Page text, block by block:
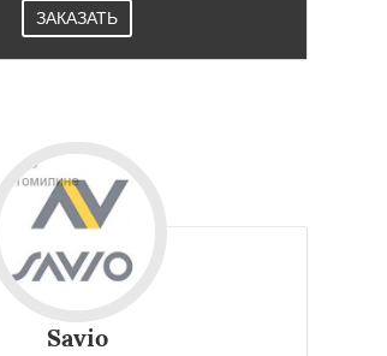
ЗАКАЗАТЬ
Savio